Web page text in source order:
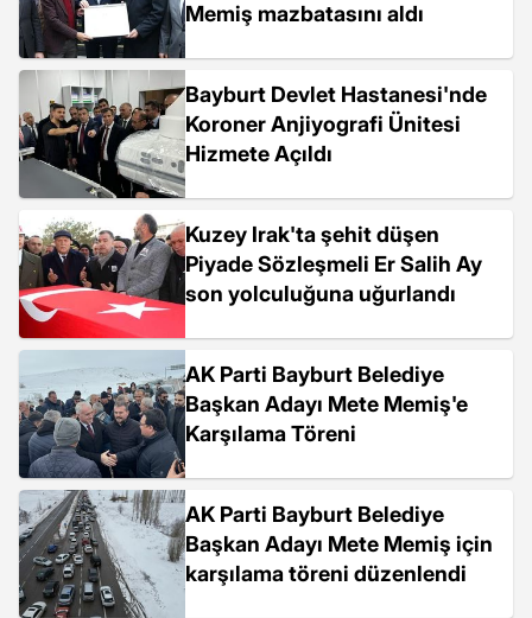
Memiş mazbatasını aldı
Bayburt Devlet Hastanesi'nde
Koroner Anjiyografi Ünitesi
Hizmete Açıldı
Kuzey Irak'ta şehit düşen
Piyade Sözleşmeli Er Salih Ay
son yolculuğuna uğurlandı
AK Parti Bayburt Belediye
Başkan Adayı Mete Memiş'e
Karşılama Töreni
AK Parti Bayburt Belediye
Başkan Adayı Mete Memiş için
karşılama töreni düzenlendi